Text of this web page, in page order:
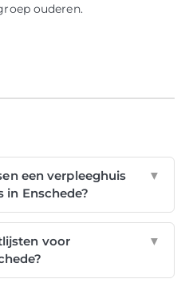
ouderen.
een verpleeghuis
in Enschede?
▼
voor
▼